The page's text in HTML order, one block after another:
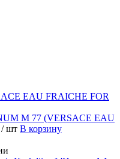
M 77 (VERSACE EAU
/ шт В корзину